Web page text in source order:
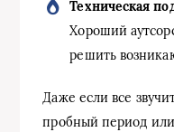
Техническая
Хороший
решить
Даже если все
пробный период